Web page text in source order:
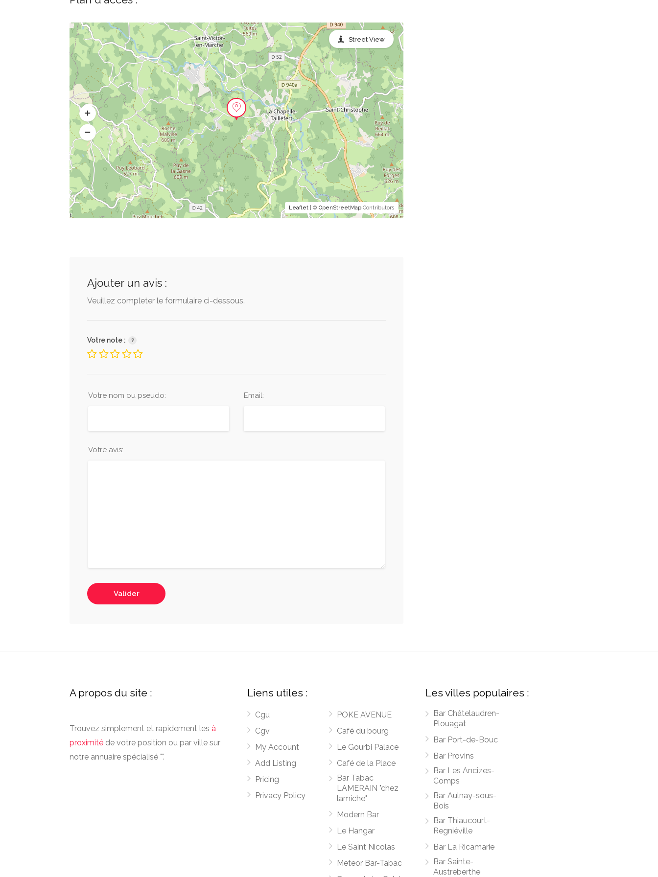
Leaflet| © OpenStreetMapContributors
Street View
Ajouter un avis :
Veuillez completer le formulaire ci-dessous.
Votre note :
Votre nom ou pseudo: Email:
Votre avis:
Valider
A propos du site :
Trouvez simplement et rapidement les à
proximité de votre position ou par ville sur
notre annuaire spécialisé "".
Liens utiles :
Cgu
Cgv
My Account
Add Listing
Pricing
Privacy Policy
POKE AVENUE
Café du bourg
Le Gourbi Palace
Café de la Place
Bar Tabac
LAMERAIN "chez
lamiche"
Modern Bar
Le Hangar
Le Saint Nicolas
Meteor Bar-Tabac
Les villes populaires :
Bar Châtelaudren-
Plouagat
Bar Port-de-Bouc
Bar Provins
Bar Les Ancizes-
Comps
Bar Aulnay-sous-
Bois
Bar Thiaucourt-
Regniéville
Bar La Ricamarie
Bar Sainte-
Austreberthe